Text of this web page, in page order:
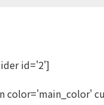
id='2']
color='main_color'